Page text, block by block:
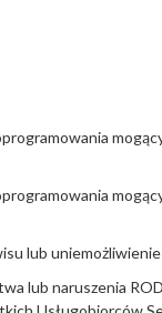
lub
lub naruszenia